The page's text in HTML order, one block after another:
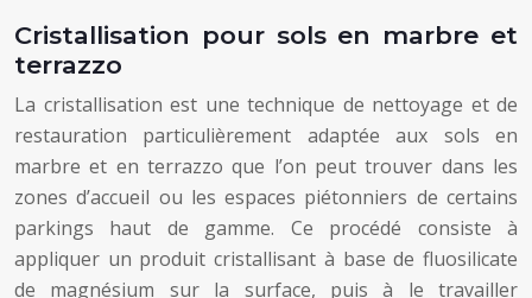
Cristallisation pour sols en marbre et
terrazzo
La cristallisation est une technique de nettoyage et de
restauration particulièrement adaptée aux sols en
marbre et en terrazzo que l’on peut trouver dans les
zones d’accueil ou les espaces piétonniers de certains
parkings haut de gamme. Ce procédé consiste à
appliquer un produit cristallisant à base de fluosilicate
de magnésium sur la surface, puis à le travailler